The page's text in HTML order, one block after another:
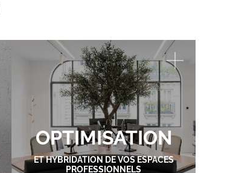
OPTIMISATION
ET HYBRIDATION DE VOS ESPACES
PROFESSIONNELS